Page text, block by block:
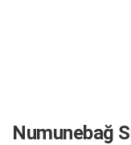
Numunebağ